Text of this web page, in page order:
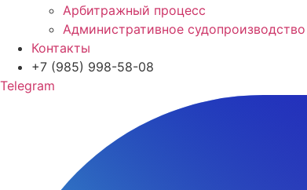
Арбитражный процесс
Административное судопроизводство
Контакты
+7 (985) 998-58-08
Telegram